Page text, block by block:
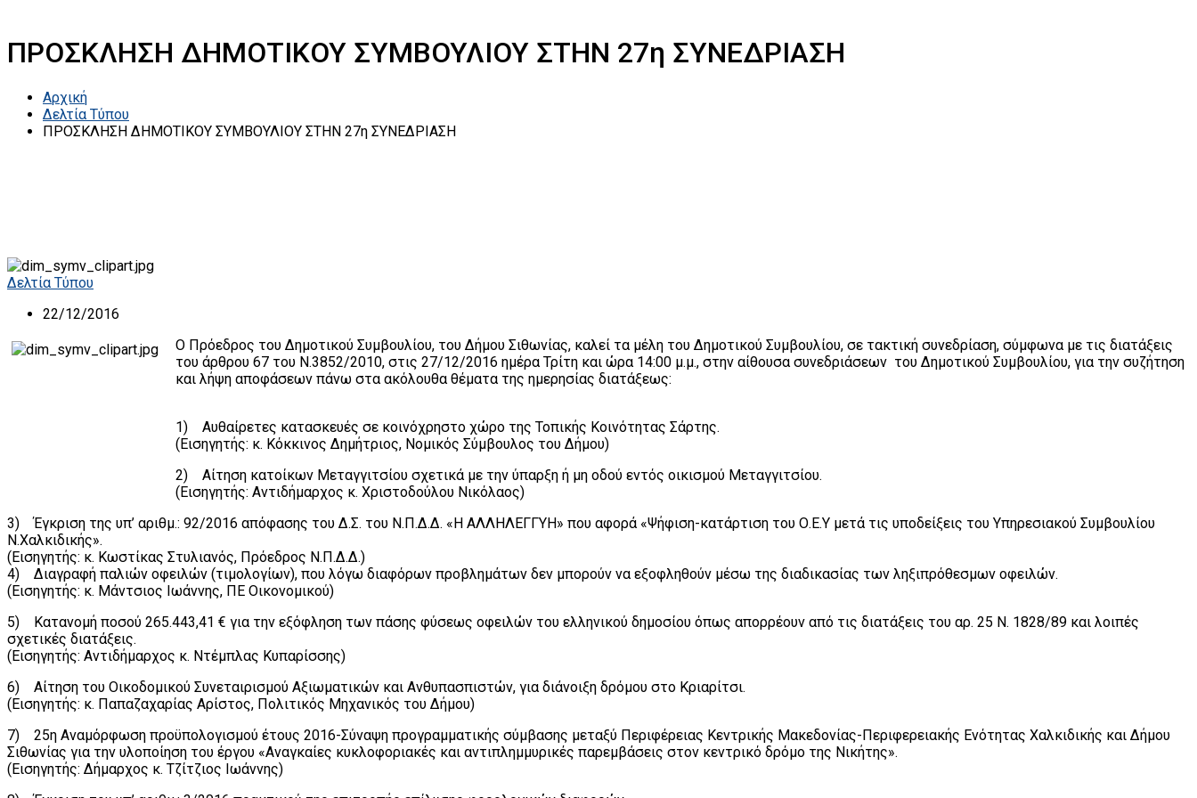
ΠΡΟΣΚΛΗΣΗ ΔΗΜΟΤΙΚΟΥ ΣΥΜΒΟΥΛΙΟΥ ΣΤΗΝ 27η ΣΥΝΕΔΡΙΑΣΗ
Αρχική
Δελτία Τύπου
ΠΡΟΣΚΛΗΣΗ ΔΗΜΟΤΙΚΟΥ ΣΥΜΒΟΥΛΙΟΥ ΣΤΗΝ 27η ΣΥΝΕΔΡΙΑΣΗ
Δελτία Τύπου
22/12/2016
Ο Πρόεδρος του Δημοτικού Συμβουλίου, του Δήμου Σιθωνίας, καλεί τα μέλη του Δημοτικού Συμβουλίου, σε τακτική συνεδρίαση, σύμφωνα με τις διατάξεις
του άρθρου 67 του Ν.3852/2010, στις 27/12/2016 ημέρα Τρίτη και ώρα 14:00 μ.μ., στην αίθουσα συνεδριάσεων του Δημοτικού Συμβουλίου, για την συζήτηση
και λήψη αποφάσεων πάνω στα ακόλουθα θέματα της ημερησίας διατάξεως:
1) Αυθαίρετες κατασκευές σε κοινόχρηστο χώρο της Τοπικής Κοινότητας Σάρτης.
(Εισηγητής: κ. Κόκκινος Δημήτριος, Νομικός Σύμβουλος του Δήμου)
2) Αίτηση κατοίκων Μεταγγιτσίου σχετικά με την ύπαρξη ή μη οδού εντός οικισμού Μεταγγιτσίου.
(Εισηγητής: Αντιδήμαρχος κ. Χριστοδούλου Νικόλαος)
3) Έγκριση της υπ’ αριθμ.: 92/2016 απόφασης του Δ.Σ. του Ν.Π.Δ.Δ. «Η ΑΛΛΗΛΕΓΓΥΗ» που αφορά «Ψήφιση-κατάρτιση του Ο.Ε.Υ μετά τις υποδείξεις του Υπηρεσιακού Συμβουλίου
Ν.Χαλκιδικής».
(Εισηγητής: κ. Κωστίκας Στυλιανός, Πρόεδρος Ν.Π.Δ.Δ.)
4) Διαγραφή παλιών οφειλών (τιμολογίων), που λόγω διαφόρων προβλημάτων δεν μπορούν να εξοφληθούν μέσω της διαδικασίας των ληξιπρόθεσμων οφειλών.
(Εισηγητής: κ. Μάντσιος Ιωάννης, ΠΕ Οικονομικού)
5) Κατανομή ποσού 265.443,41 € για την εξόφληση των πάσης φύσεως οφειλών του ελληνικού δημοσίου όπως απορρέουν από τις διατάξεις του αρ. 25 Ν. 1828/89 και λοιπές
σχετικές διατάξεις.
(Εισηγητής: Αντιδήμαρχος κ. Ντέμπλας Κυπαρίσσης)
6) Αίτηση του Οικοδομικού Συνεταιρισμού Αξιωματικών και Ανθυπασπιστών, για διάνοιξη δρόμου στο Κριαρίτσι.
(Εισηγητής: κ. Παπαζαχαρίας Αρίστος, Πολιτικός Μηχανικός του Δήμου)
7) 25η Αναμόρφωση προϋπολογισμού έτους 2016-Σύναψη προγραμματικής σύμβασης μεταξύ Περιφέρειας Κεντρικής Μακεδονίας-Περιφερειακής Ενότητας Χαλκιδικής και Δήμου
Σιθωνίας για την υλοποίηση του έργου «Αναγκαίες κυκλοφοριακές και αντιπλημμυρικές παρεμβάσεις στον κεντρικό δρόμο της Νικήτης».
(Εισηγητής: Δήμαρχος κ. Τζίτζιος Ιωάννης)